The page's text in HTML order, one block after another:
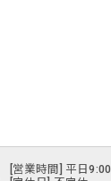
[営業時間] 平日